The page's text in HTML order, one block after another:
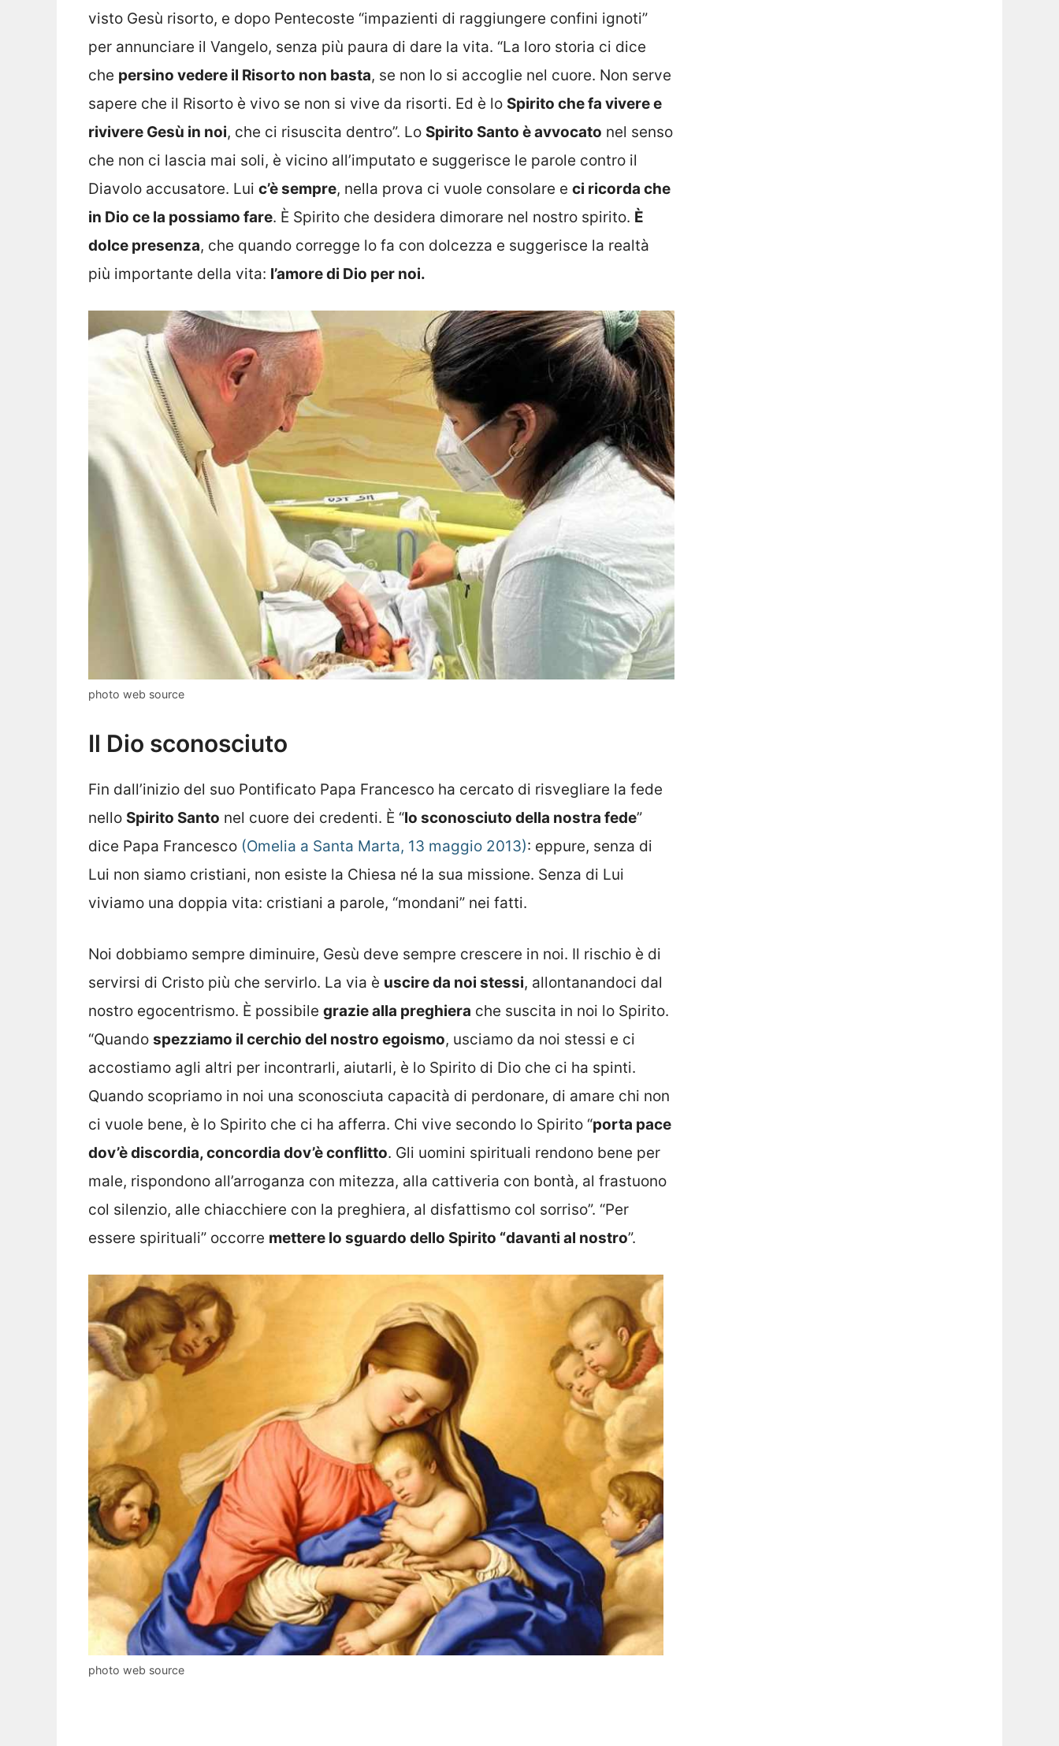
visto Gesù risorto, e dopo Pentecoste “impazienti di raggiungere confini ignoti”
per annunciare il Vangelo, senza più paura di dare la vita. “La loro storia ci dice
che persino vedere il Risorto non basta, se non lo si accoglie nel cuore. Non serve
sapere che il Risorto è vivo se non si vive da risorti. Ed è lo Spirito che fa vivere e
rivivere Gesù in noi, che ci risuscita dentro”. Lo Spirito Santo è avvocato nel senso
che non ci lascia mai soli, è vicino all’imputato e suggerisce le parole contro il
Diavolo accusatore. Lui c’è sempre, nella prova ci vuole consolare e ci ricorda che
in Dio ce la possiamo fare. È Spirito che desidera dimorare nel nostro spirito. È
dolce presenza, che quando corregge lo fa con dolcezza e suggerisce la realtà
più importante della vita: l’amore di Dio per noi.
photo web source
Il Dio sconosciuto
Fin dall’inizio del suo Pontificato Papa Francesco ha cercato di risvegliare la fede
nello Spirito Santo nel cuore dei credenti. È “lo sconosciuto della nostra fede”
dice Papa Francesco (Omelia a Santa Marta, 13 maggio 2013): eppure, senza di
Lui non siamo cristiani, non esiste la Chiesa né la sua missione. Senza di Lui
viviamo una doppia vita: cristiani a parole, “mondani” nei fatti.
Noi dobbiamo sempre diminuire, Gesù deve sempre crescere in noi. Il rischio è di
servirsi di Cristo più che servirlo. La via è uscire da noi stessi, allontanandoci dal
nostro egocentrismo. È possibile grazie alla preghiera che suscita in noi lo Spirito.
“Quando spezziamo il cerchio del nostro egoismo, usciamo da noi stessi e ci
accostiamo agli altri per incontrarli, aiutarli, è lo Spirito di Dio che ci ha spinti.
Quando scopriamo in noi una sconosciuta capacità di perdonare, di amare chi non
ci vuole bene, è lo Spirito che ci ha afferra. Chi vive secondo lo Spirito “porta pace
dov’è discordia, concordia dov’è conflitto. Gli uomini spirituali rendono bene per
male, rispondono all’arroganza con mitezza, alla cattiveria con bontà, al frastuono
col silenzio, alle chiacchiere con la preghiera, al disfattismo col sorriso”. “Per
essere spirituali” occorre mettere lo sguardo dello Spirito “davanti al nostro”.
photo web source